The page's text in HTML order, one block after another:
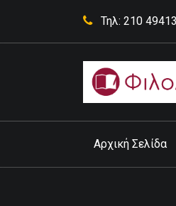
Τηλ: 210
Αρχική Σελίδα